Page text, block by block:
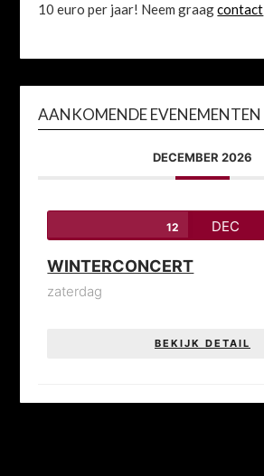
10 euro per jaar! Neem graagcontact
AANKOMENDE EVENEMENTEN
DECEMBER 2026
12 DEC
WINTERCONCERT
zaterdag
BEKIJK DETAIL